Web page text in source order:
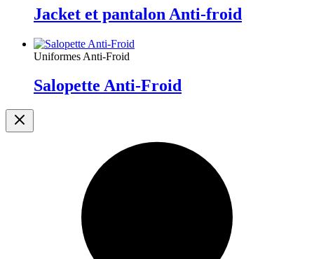
Jacket et pantalon Anti-froid
Uniformes Anti-Froid
Salopette Anti-Froid